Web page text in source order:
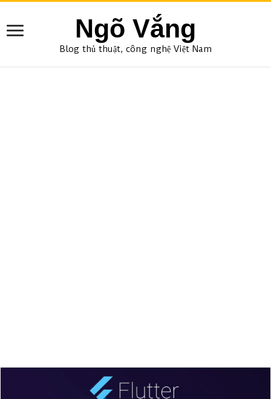
Ngõ Vắng
Blog thủ thuật, công nghệ Việt Nam